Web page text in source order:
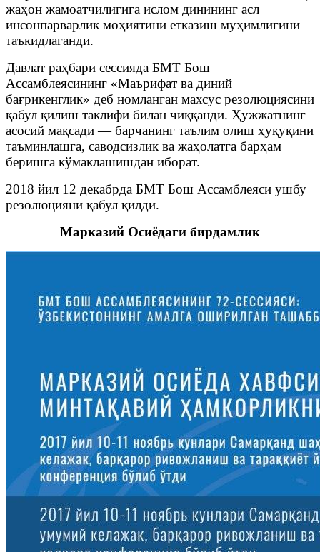
жаҳон жамоатчилигига ислом динининг асл
инсонпарварлик моҳиятини етказиш муҳимлигини
таъкидлаганди.
Давлат раҳбари сессияда БМТ Бош
Ассамблеясининг «Маърифат ва диний
бағрикенглик» деб номланган махсус резолюциясини
қабул қилиш таклифи билан чиққанди. Ҳужжатнинг
асосий мақсади — барчанинг таълим олиш ҳуқуқини
таъминлашга, саводсизлик ва жаҳолатга барҳам
беришга кўмаклашишдан иборат.
2018 йил 12 декабрда БМТ Бош Ассамблеяси ушбу
резолюцияни қабул қилди.
Марказий Осиёдаги бирдамлик